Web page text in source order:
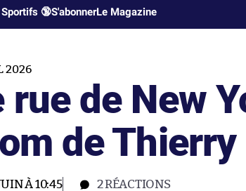
🔞S'abonnerLe Magazine
2026
rue de New
de
À 10:45 2RÉACTIONS